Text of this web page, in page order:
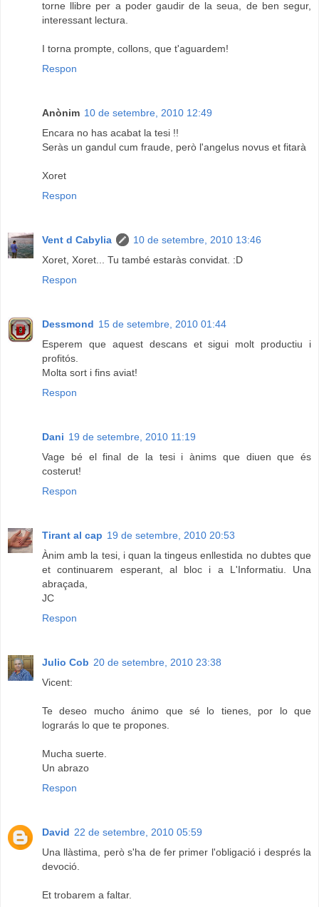
torne llibre per a poder gaudir de la seua, de ben segur,
interessant lectura.
I torna prompte, collons, que t'aguardem!
Respon
Anònim 10 de setembre, 2010 12:49
Encara no has acabat la tesi !!
Seràs un gandul cum fraude, però l'angelus novus et fitarà
Xoret
Respon
Vent d Cabylia
10 de setembre, 2010 13:46
Xoret, Xoret... Tu també estaràs convidat. :D
Respon
Dessmond 15 de setembre, 2010 01:44
Esperem que aquest descans et sigui molt productiu i
profitós.
Molta sort i fins aviat!
Respon
Dani 19 de setembre, 2010 11:19
Vage bé el final de la tesi i ànims que diuen que és
costerut!
Respon
Tirant al cap 19 de setembre, 2010 20:53
Ànim amb la tesi, i quan la tingeus enllestida no dubtes que
et continuarem esperant, al bloc i a L'Informatiu. Una
abraçada,
JC
Respon
Julio Cob 20 de setembre, 2010 23:38
Vicent:
Te deseo mucho ánimo que sé lo tienes, por lo que
lograrás lo que te propones.
Mucha suerte.
Un abrazo
Respon
David 22 de setembre, 2010 05:59
Una llàstima, però s'ha de fer primer l'obligació i després la
devoció.
Et trobarem a faltar.